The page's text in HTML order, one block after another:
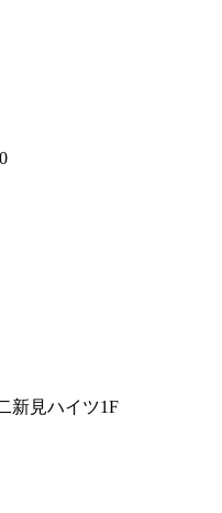
新見ハイツ1F